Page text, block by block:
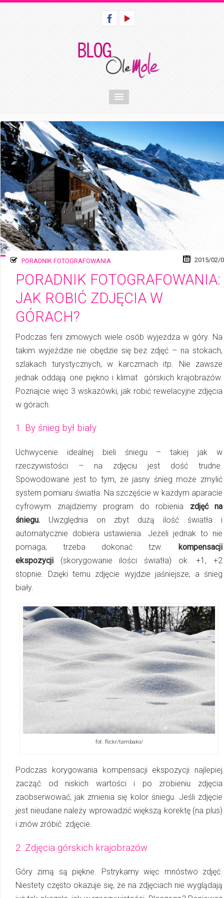
PORADNIK FOTOGRAFOWANIA 2015/02/
PORADNIK FOTOGRAFOWANIA:
JAK ROBIĆ ZDJĘCIA W
GÓRACH?
Podczas ferii zimowych wiele osób wyjeżdża w góry. Na
takim wyjeździe nie obędzie się bez zdjęć – na stokach,
szlakach turystycznych, w karczmach itp. Nie zawsze
jednak oddają one piękno i klimat górskich krajobrazów.
Poznajcie więc 3 wskazówki, jak robić rewelacyjne zdjęcia
w górach.
1. By śnieg był biały
Uchwycenie idealnej bieli śniegu – takiej jak w
rzeczywistości – na zdjęciu jest dość trudne.
Spowodowane jest to tym, że jasny śnieg może zmylić
system pomiaru światła. Na szczęście w każdym aparacie
cyfrowym znajdziemy program do robienia zdjęć na
śniegu. Uwzględnia on zbyt dużą ilość światła i
automatycznie dobiera ustawienia. Jeżeli jednak to nie
pomaga, trzeba dokonać tzw. kompensacji
ekspozycji (skorygowanie ilości światła) ok. +1, +2
stopnie. Dzięki temu zdjęcie wyjdzie jaśniejsze, a śnieg
biały.
fot. flickr/tambako/
Podczas korygowania kompensacji ekspozycji najlepiej
zacząć od niskich wartości i po zrobieniu zdjęcia
zaobserwować, jak zmienia się kolor śniegu. Jeśli zdjęcie
jest nieudane należy wprowadzić większą korektę (na plus)
i znów zróbić zdjęcie.
2. Zdjęcia górskich krajobrazów
Góry zimą są piękne. Pstrykamy więc mnóstwo zdjęć.
Niestety często okazuje się, że na zdjęciach nie wyglądają